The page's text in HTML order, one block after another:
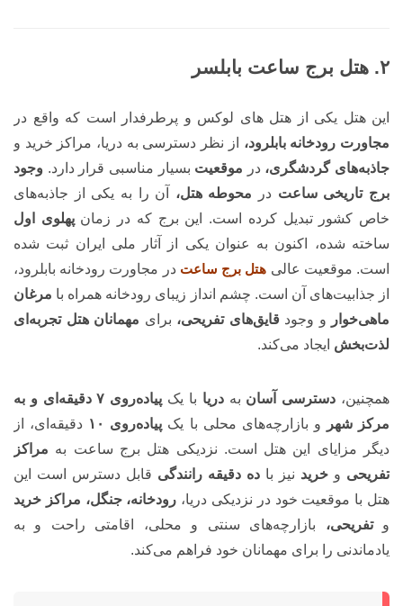
۲. هتل برج ساعت بابلسر
این هتل یکی از هتل های لوکس و پرطرفدار است که واقع در
مجاورت رودخانه بابلرود، از نظر دسترسی به دریا، مراکز خرید و
جاذبه‌های گردشگری، در موقعیت بسیار مناسبی قرار دارد. وجود
برج تاریخی ساعت در محوطه هتل، آن را به یکی از جاذبه‌های
خاص کشور تبدیل کرده است. این برج که در زمانپهلوی اول
ساخته شده، اکنون به عنوان یکی از آثار ملی ایران ثبت شده
است. موقعیت عالی هتل برج ساعت در مجاورت رودخانه بابلرود،
از جذابیت‌های آن است. چشم انداز زیبای رودخانه همراه با مرغان
ماهی‌خوار
و وجود قایق‌های تفریحی، برای مهمانان هتل تجربه‌ای
لذت‌بخش ایجاد می‌کند.
همچنین، دسترسی آسان بهدریا با یک
پیاده‌روی ۷ دقیقه‌ای و به
مرکز شهر
و بازارچه‌های محلی با یک پیاده‌روی ۱۰
دقیقه‌ای، از
دیگر مزایای این هتل است. نزدیکی هتل برج ساعت به مراکز
تفریحی و خرید نیز با ده دقیقه رانندگی قابل دسترس است این
هتل با موقعیت خود در نزدیکی دریا، رودخانه، جنگل، مراکز خرید
وتفریحی، بازارچه‌های سنتی و محلی، اقامتی راحت و به
یادماندنی را برای مهمانان خود فراهم می‌کند.